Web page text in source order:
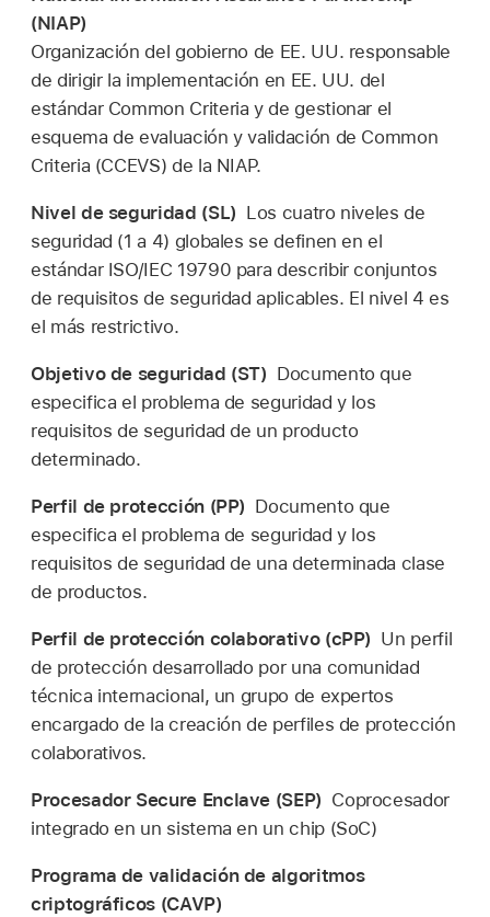
(NIAP)
Organización del gobierno de EE. UU. responsable
de dirigir la implementación en EE. UU. del
estándar Common Criteria y de gestionar el
esquema de evaluación y validación de Common
Criteria (CCEVS) de la NIAP.
Nivel de seguridad (SL) Los cuatro niveles de
seguridad (1 a 4) globales se definen en el
estándar ISO/IEC 19790 para describir conjuntos
de requisitos de seguridad aplicables. El nivel 4 es
el más restrictivo.
Objetivo de seguridad (ST) Documento que
especifica el problema de seguridad y los
requisitos de seguridad de un producto
determinado.
Perfil de protección (PP) Documento que
especifica el problema de seguridad y los
requisitos de seguridad de una determinada clase
de productos.
Perfil de protección colaborativo (cPP) Un perfil
de protección desarrollado por una comunidad
técnica internacional, un grupo de expertos
encargado de la creación de perfiles de protección
colaborativos.
Procesador Secure Enclave (SEP) Coprocesador
integrado en un sistema en un chip (SoC)
Programa de validación de algoritmos
criptográficos (CAVP)